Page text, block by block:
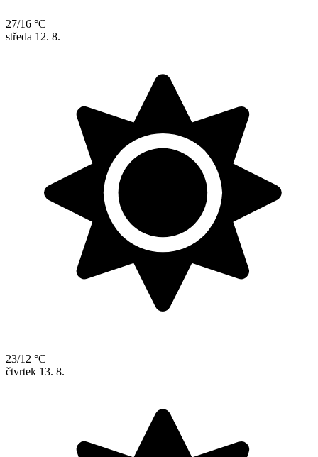
27/16 °C
středa 12. 8.
23/12 °C
čtvrtek 13. 8.